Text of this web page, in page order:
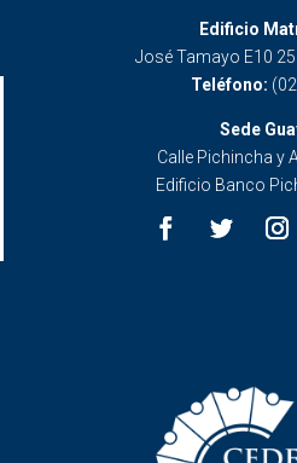
Edificio
José Tamayo E10
Teléfono:
Sede
Calle Pichincha y
Edificio Banco